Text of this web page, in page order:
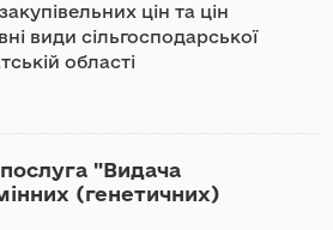
цін та цін
види сільгосподарської
області
"Видача
(генетичних)